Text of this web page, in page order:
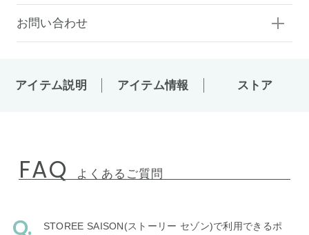
お問い合わせ
アイテム説明 アイテム情報 ストア
FAQ よくあるご質問
STOREE SAISON(ストーリー セゾン)で利用できるポ